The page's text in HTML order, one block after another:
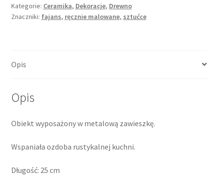
Kategorie: Ceramika, Dekoracje, Drewno
Znaczniki: fajans, ręcznie malowane, sztućce
Opis
Opis
Obiekt wyposażony w metalową zawieszkę.
Wspaniała ozdoba rustykalnej kuchni.
Długość: 25 cm